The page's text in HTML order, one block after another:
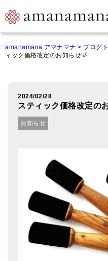
ご来店&購入
オンライン相談&購入
倍音呼吸法レッスン
オンラインショップ
カートを見る
商品一覧
アマナマナのシンギングボウル
amanamana アマナマナ > ブログ
ィック価格改定のお知らせ💡
2024/02/28
スティック価格改定の
お知らせ